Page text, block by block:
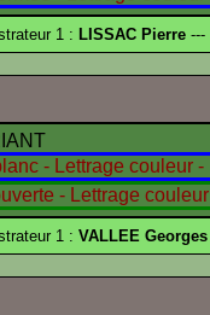
1 : LISSAC Pierre ---
1 : VALLEE Georges